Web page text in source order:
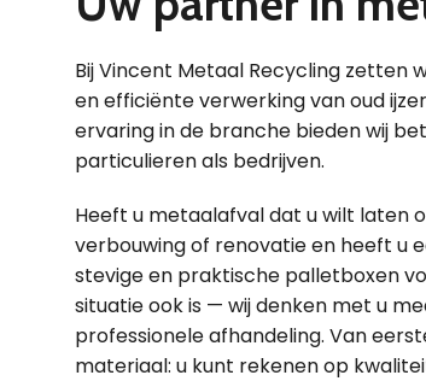
Bij Vincent Metaal Recycling zetten
en efficiënte verwerking van oud
ervaring in de branche bieden wij
particulieren als bedrijven.
Heeft u metaalafval dat u wilt laten
verbouwing of renovatie en heeft u
stevige en praktische palletboxen
situatie ook is — wij denken met u
professionele afhandeling. Van
materiaal: u kunt rekenen op